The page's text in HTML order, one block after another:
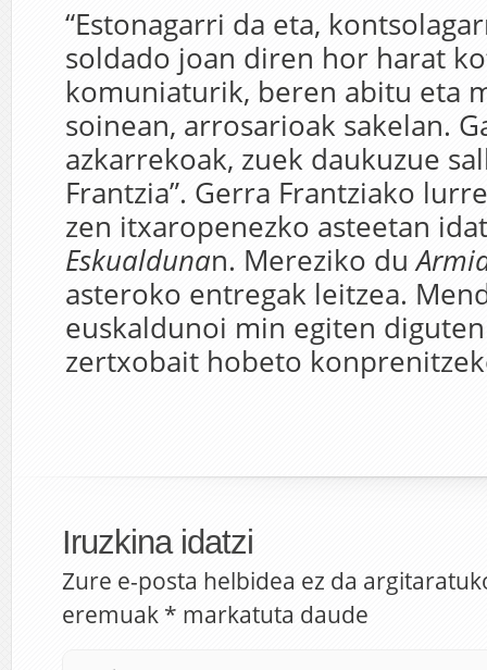
“Estonagarri da eta,
soldado joan diren hor harat
komuniaturik, beren abitu eta
soinean, arrosarioak sakelan.
azkarrekoak, zuek daukuzue
Frantzia”. Gerra Frantziako
zen itxaropenezko asteetan
Eskualdunan. Mereziko du
asteroko entregak leitzea.
euskaldunoi min egiten
zertxobait hobeto
Iruzkina idatzi
Zure e-posta helbidea ez da
eremuak * markatuta daude